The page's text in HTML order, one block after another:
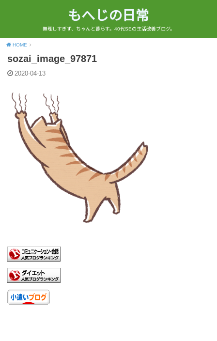
もへじの日常
無理しすぎず、ちゃんと暮らす。40代SEの生活改善ブログ。
HOME
sozai_image_97871
2020-04-13